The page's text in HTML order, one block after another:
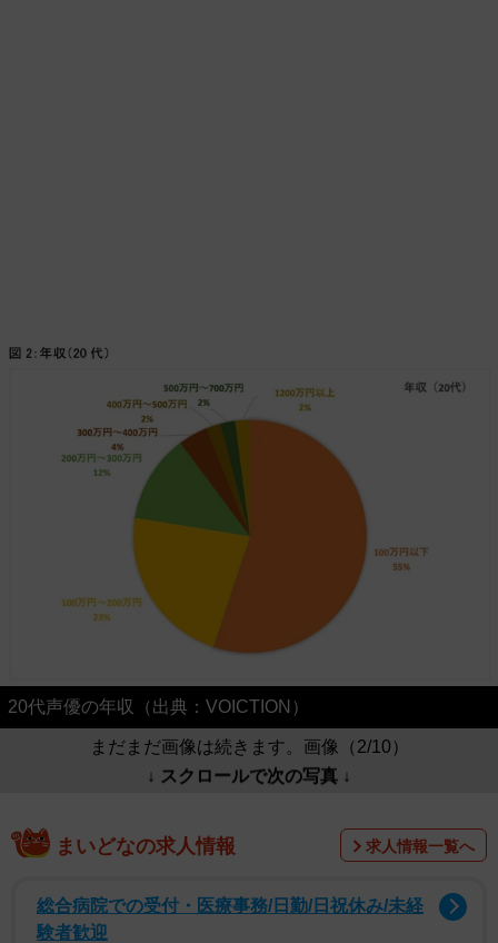
20代声優の年収（出典：VOICTION）
まだまだ画像は続きます。画像（2/10）
↓ スクロールで次の写真 ↓
まいどなの求人情報 求人情報一覧へ
総合病院での受付・医療事務/日勤/日祝休み/未経
験者歓迎